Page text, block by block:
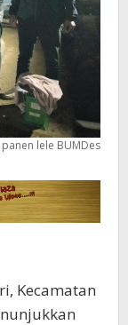
lele BUMDes
Kecamatan